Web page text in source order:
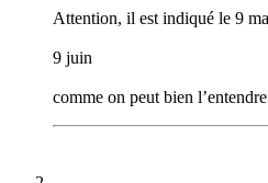
Attention, il est indiqué le 9
9 juin
comme on peut bien